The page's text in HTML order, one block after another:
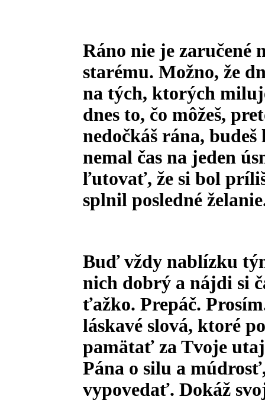
Ráno nie je zaručené
starému. Možno, že
na tých, ktorých
dnes to, čo môžeš,
nedočkáš rána,
nemal čas na jeden
ľutovať, že si bol
splnil posledné
Buď vždy nablízku
nich dobrý a nájdi si
ťažko. Prepáč.
láskavé slová, ktoré
pamätať za Tvoje
Pána o silu a
vypovedať. Dokáž